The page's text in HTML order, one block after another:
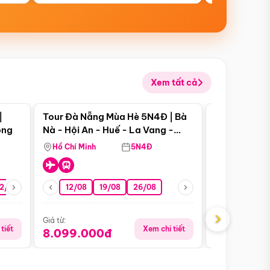
Xem tất cả
08 26/08 05/09 09/09 12/09
tiết
Điểm nổi bật
Tour Đà Nẵng Mùa Hè 5N4Đ | Bà
Nà - Hội An - Huế - La Vang -
Động Thiên Đường
Hồ Chí Minh 5N4Đ
12/08 19/08 26/08
Giá từ:
8.099.000đ Xem chi tiết
Giá từ:
›